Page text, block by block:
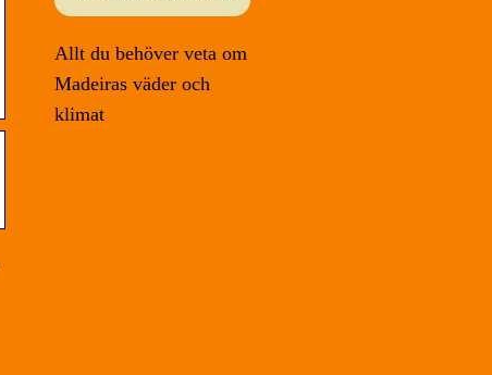
Allt du behöver veta om
Madeiras väder och
klimat